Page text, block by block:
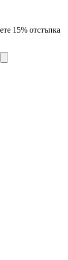
15% отстъпка